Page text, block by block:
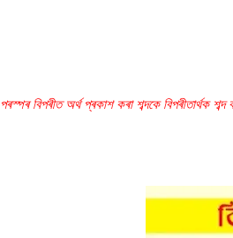
পৰস্পৰ বিপৰীত অৰ্থ প্ৰকাশ কৰা শব্দকে বিপৰীতাৰ্থক শব্দ